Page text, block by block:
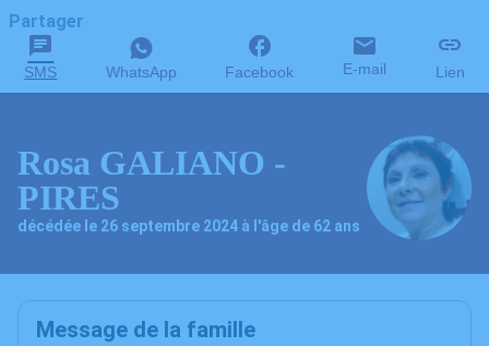
Partager
SMS WhatsApp Facebook E-mail Lien
Rosa GALIANO -
PIRES
décédée le 26 septembre 2024 à l'âge de 62 ans
Message de la famille